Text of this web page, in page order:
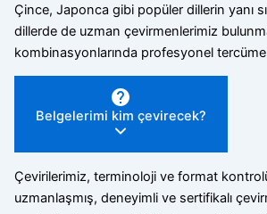
Çince, Japonca gibi popüler dillerin yanı
dillerde de uzman çevirmenlerimiz
kombinasyonlarında profesyonel
Belgelerimi kim çevirecek?
Çevirilerimiz, terminoloji ve format
uzmanlaşmış, deneyimli ve sertifikalı